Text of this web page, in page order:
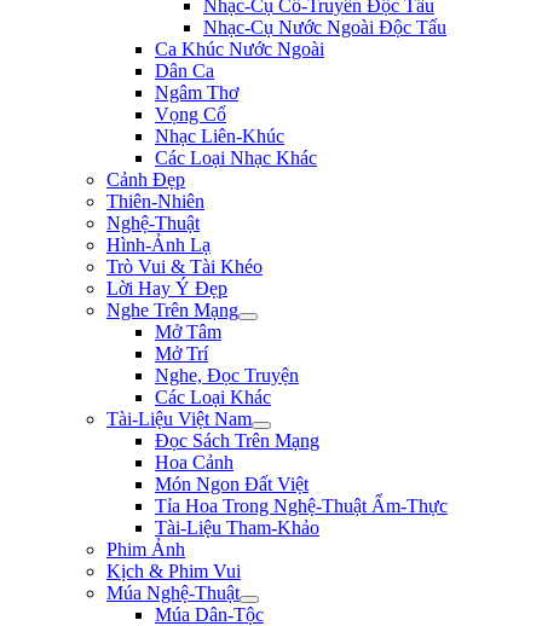
Nhạc-Cụ Cổ-Truyền Độc Tấu
Nhạc-Cụ Nước Ngoài Độc Tấu
Ca Khúc Nước Ngoài
Dân Ca
Ngâm Thơ
Vọng Cổ
Nhạc Liên-Khúc
Các Loại Nhạc Khác
Cảnh Đẹp
Thiên-Nhiên
Nghệ-Thuật
Hình-Ảnh Lạ
Trò Vui & Tài Khéo
Lời Hay Ý Đẹp
Nghe Trên Mạng
Mở Tâm
Mở Trí
Nghe, Đọc Truyện
Các Loại Khác
Tài-Liệu Việt Nam
Đọc Sách Trên Mạng
Hoa Cảnh
Món Ngon Đất Việt
Tỉa Hoa Trong Nghệ-Thuật Ẩm-Thực
Tài-Liệu Tham-Khảo
Phim Ảnh
Kịch & Phim Vui
Múa Nghệ-Thuật
Múa Dân-Tộc